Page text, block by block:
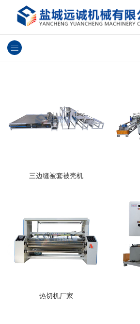
三边缝被套被壳机
热切机厂家